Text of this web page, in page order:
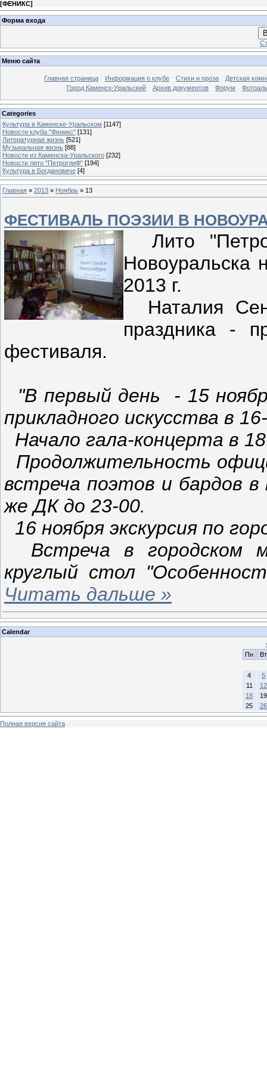
[ФЕНИКС]
Форма входа
Меню сайта
Главная страница Информация о клубе Стихи и проза
Детская
Город Каменск-Уральский
Архив документов Форум
Categories
Культура в Каменске-Уральском [1147]
Новости клуба "Феникс" [131]
Литературная жизнь [521]
Музыкальная жизнь [88]
Новости из Каменска-Уральского [232]
Новости лито "ПетроглиФ" [194]
Культура в Богдановиче [4]
Главная » 2013 » Ноябрь » 13
ФЕСТИВАЛЬ ПОЭЗИИ В
Лито
Новоуральска
2013 г.
Наталия
праздника -
фестиваля.
"В первый день - 15
прикладного искусства в
Начало гала-концерта в
Продолжительность
встреча поэтов и бардов
же ДК до 23-00.
16 ноября экскурсия по
Встреча в городском
круглый стол
Читать дальше »
Calendar
Пн
Вт
4
5
11
12
18
19
25
26
Полная версия сайта